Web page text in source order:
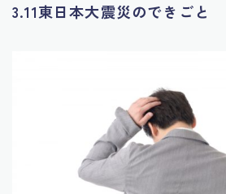
3.11東日本大震災のできごと